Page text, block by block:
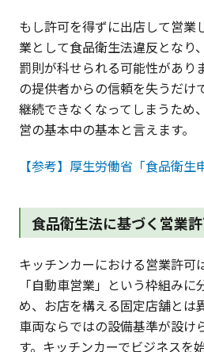
もし許可を得ずに出店して営業
業として食品衛生法違反となり
罰則が科せられる可能性があり
の提供者からの信頼を失うだけ
継続できなくなってしまうため
営の基本中の基本と言えます。
【参考】厚生労働省「食品衛生
食品衛生法に基づく営業
キッチンカーにおける営業許可
「自動車営業」という枠組み
め、お店を構える固定店舗とは
車両ならではの設備基準が設け
す。キッチンカーでビジネスを